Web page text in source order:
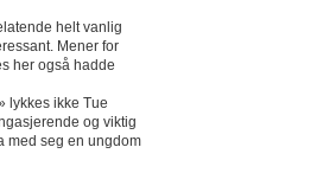
helt vanlig
Mener for
her også hadde
lykkes ikke Tue
og viktig
med seg en ungdom